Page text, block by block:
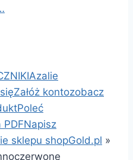
Azalie
Załóż kontozobacz
Poleć
PDFNapisz
sklepu shopGold.pl »